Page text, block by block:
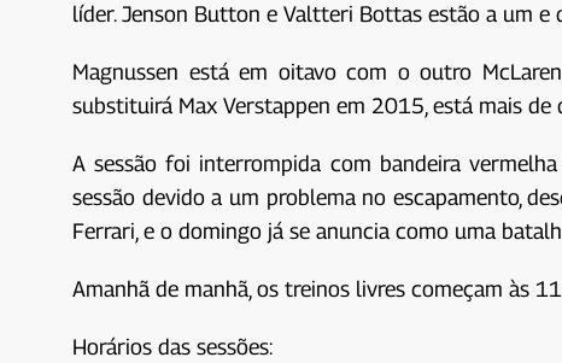
líder. Jenson Button e Valtteri Bottas estão a um e
Magnussen está em oitavo com o outro
substituirá Max Verstappen em 2015, está mais de
A sessão foi interrompida com bandeira
sessão devido a um problema no escapamento,
Ferrari, e o domingo já se anuncia como uma
Amanhã de manhã, os treinos livres começam às
Horários das sessões: